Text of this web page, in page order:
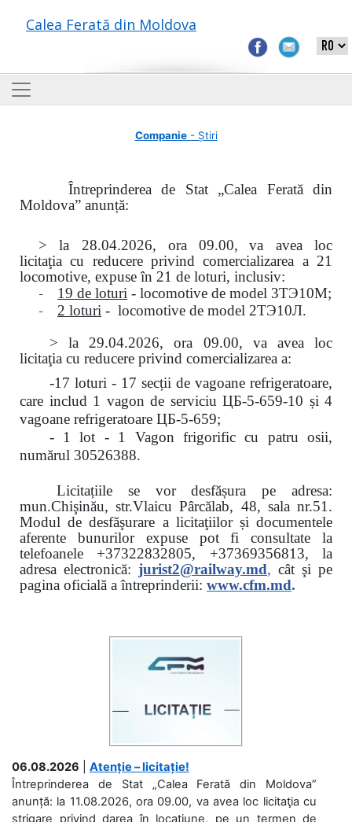
Calea Ferată din Moldova
Companie- Știri
Întreprinderea de Stat „Calea Ferată din
Moldova” anunță:
> la 28.04.2026, ora 09.00,
va avea loc
licitaţiacu reducere privind comercializarea a 21
locomotive, expuse în 21 de loturi, inclusiv:
- 19 de loturi - locomotive de model 3ТЭ10М;
- 2 loturi - locomotive de model 2ТЭ10Л.
> la 29.04.2026, ora 09.00, va avea loc
licitaţia cu reducere privind comercializarea a:
-17 loturi - 17 secții de vagoane refrigeratoare,
care includ 1 vagon de serviciu ЦБ-5-659-10 și 4
vagoane refrigeratoare ЦБ-5-659;
- 1 lot - 1 Vagon frigorific cu patru osii,
numărul 30526388.
Licitațiile se vor desfășura pe adresa:
mun.Chişinău, str.Vlaicu Pârcălab, 48, sala nr.51.
Modul de desfăşurare a licitaţiilor și documentele
aferente bunurilor expuse pot fi consultate la
telefoanele +37322832805, +37369356813, la
adresa electronică: jurist2@railway.md, cât şi pe
pagina oficială a întreprinderii: www.cfm.md.
06.08.2026
Atenție – licitație!
Întreprinderea de Stat „Calea Ferată din Moldova”
anunță: la 11.08.2026, ora 09.00, va avea loc licitaţia cu
strigare privind darea în locațiune, pe un termen de